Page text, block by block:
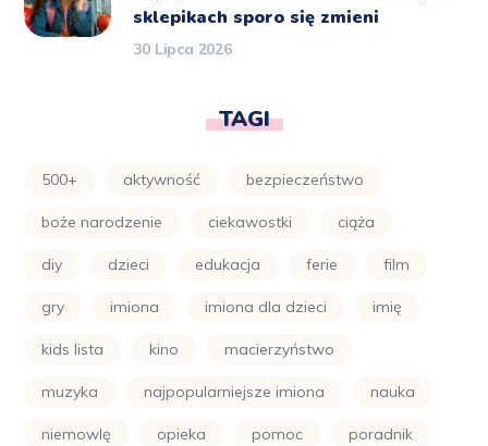
sklepikach sporo się zmieni
30 Lipca 2026
TAGI
500+ aktywność bezpieczeństwo
boże narodzenie ciekawostki ciąża
diy dzieci edukacja ferie film
gry imiona imiona dla dzieci imię
kids lista kino macierzyństwo
muzyka najpopularniejsze imiona nauka
niemowlę opieka pomoc poradnik